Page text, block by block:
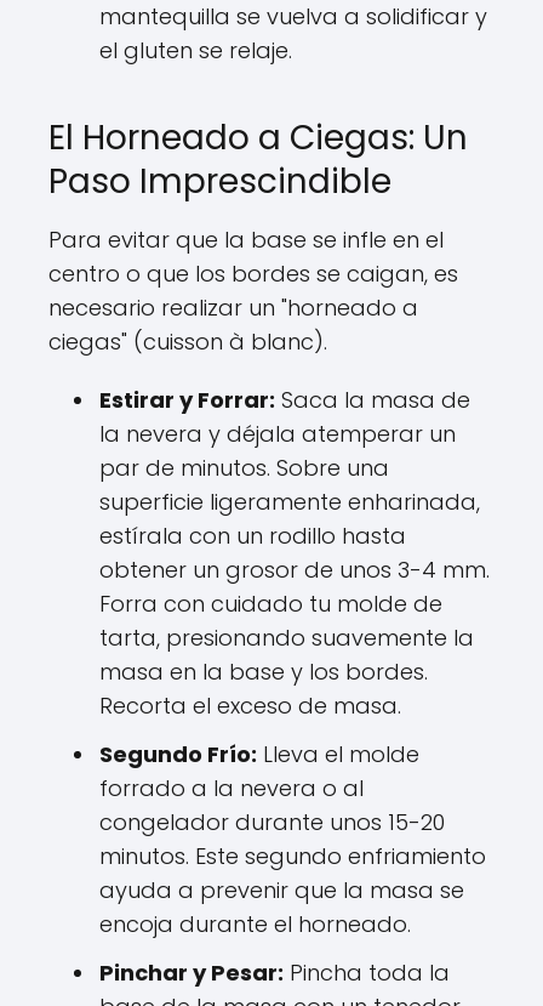
mantequilla se vuelva a solidificar y
el gluten se relaje.
El Horneado a Ciegas: Un
Paso Imprescindible
Para evitar que la base se infle en el
centro o que los bordes se caigan, es
necesario realizar un "horneado a
ciegas" (cuisson à blanc).
Estirar y Forrar: Saca la masa de
la nevera y déjala atemperar un
par de minutos. Sobre una
superficie ligeramente enharinada,
estírala con un rodillo hasta
obtener un grosor de unos 3-4 mm.
Forra con cuidado tu molde de
tarta, presionando suavemente la
masa en la base y los bordes.
Recorta el exceso de masa.
Segundo Frío: Lleva el molde
forrado a la nevera o al
congelador durante unos 15-20
minutos. Este segundo enfriamiento
ayuda a prevenir que la masa se
encoja durante el horneado.
Pinchar y Pesar: Pincha toda la